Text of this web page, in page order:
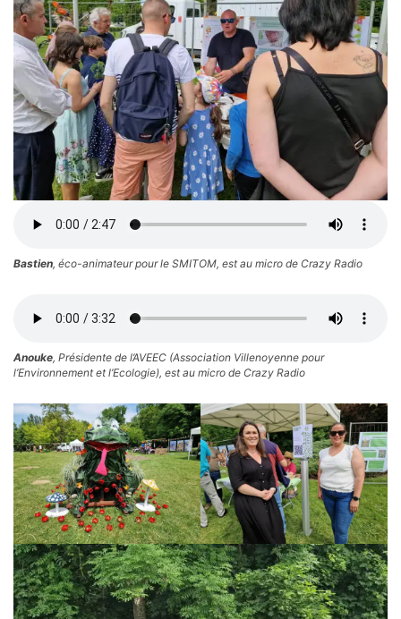
Bastien, éco-animateur pour le SMITOM, est au micro de Crazy Radio
Anouke, Présidente de l’AVEEC (Association Villenoyenne pour
l’Environnement et l’Ecologie), est au micro de Crazy Radio